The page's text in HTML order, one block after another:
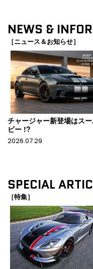
NEWS &
［ニュース＆お知らせ］
チャージャー新登場はス
ビー !?
2026.07.29
SPECIAL
［特集］